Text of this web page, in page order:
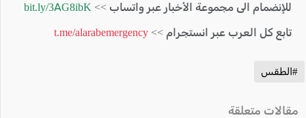
للإنضمام الى مجموعة الأخبار عبر واتساب >> bit.ly/3AG8ibK
تابع كل العرب عبر انستجرام >> t.me/alarabemergency
#الطقس
مقالات متعلقة